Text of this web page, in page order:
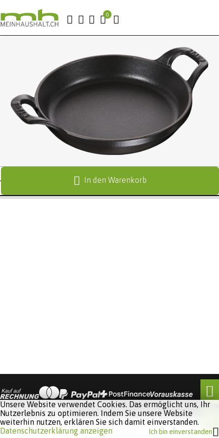
In den Warenkorb
Software:
Unsere Website verwendet Cookies. Das ermöglicht uns, Ihr
Nutzerlebnis zu optimieren. Indem Sie unsere Website
weiterhin nutzen, erklären Sie sich damit einverstanden.
Datenschutzerklärung anzeigen
Ich bin einverstanden